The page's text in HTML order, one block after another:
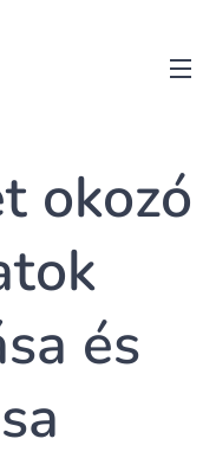
okozó
és